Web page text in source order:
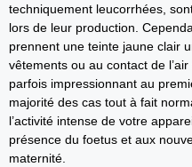
techniquement leucorrhées,
lors de leur production.
prennent une teinte jaune clair
vêtements ou au contact de
parfois impressionnant au
majorité des cas tout à fait
l’activité intense de votre
présence du foetus et aux
maternité.